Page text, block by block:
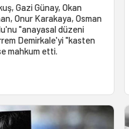
Gazi Günay, Okan
Onur Karakaya, Osman
"anayasal düzeni
Demirkale'yi "kasten
mahkum etti.